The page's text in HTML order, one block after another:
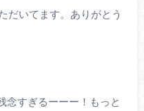
だいてます。ありがとう
念すぎるーーー！もっと